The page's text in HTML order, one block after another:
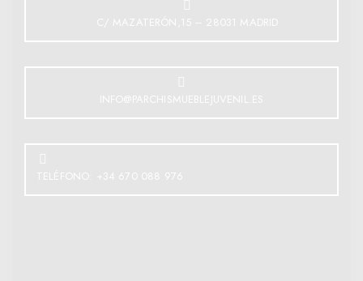
C/ MAZATERÓN,15 – 28031 MADRID
INFO@PARCHISMUEBLEJUVENIL.ES
TELÉFONO: +34 670 088 976